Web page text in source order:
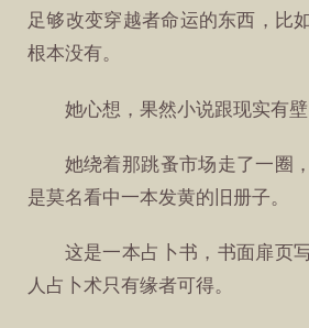
足够改变穿越者命运的东西，比
根本没有。
她心想，果然小说跟现实有壁
她绕着那跳蚤市场走了一圈
是莫名看中一本发黄的旧册子。
这是一本占卜书，书面扉页
人占卜术只有缘者可得。